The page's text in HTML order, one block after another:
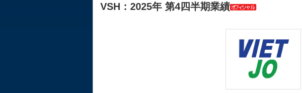
VSH：2025年 第4四半期業績